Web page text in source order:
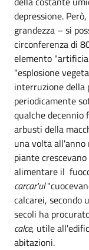
depressione.
grandezza – si
circonferenza di
elemento
"esplosione
interruzione della
periodicamente
qualche decennio
arbusti della
una volta all'anno
piante
alimentare il
carcar'ul
calcarei, secondo
secoli ha
calce, utile
abitazioni.